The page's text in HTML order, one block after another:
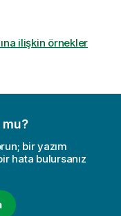
ilişkin örnekler
bir yazım
hata bulursanız